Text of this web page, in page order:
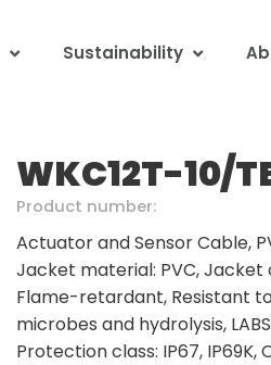
Sustainability
WKC12T-10/
Product number:
Actuator and Sensor Cable,
Jacket material: PVC, Jacket
Flame-retardant, Resistant
microbes and hydrolysis,
Protection class: IP67, IP69K,